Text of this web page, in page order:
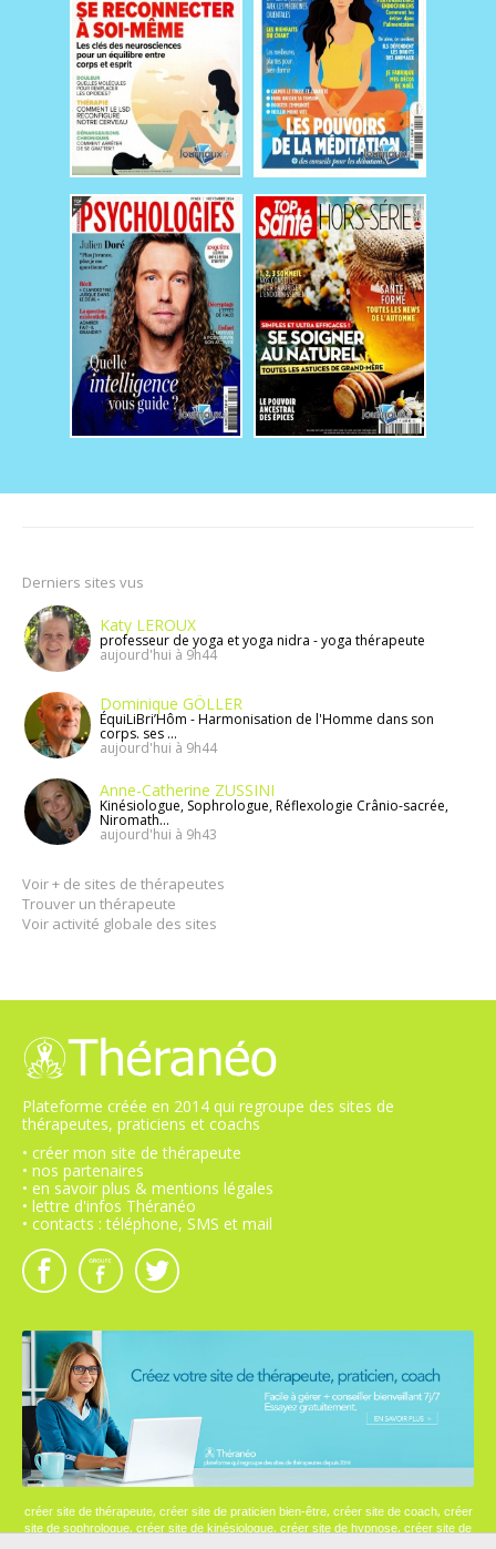
Derniers sites vus
Katy LEROUX
professeur de yoga et yoga nidra - yoga thérapeute
aujourd'hui à 9h44
Dominique GÖLLER
ÉquiLiBri’Hôm - Harmonisation de l'Homme dans son
corps. ses ...
aujourd'hui à 9h44
Anne-Catherine ZUSSINI
Kinésiologue, Sophrologue, Réflexologie Crânio-sacrée,
Niromath...
aujourd'hui à 9h43
Voir + de sites de thérapeutes
Trouver un thérapeute
Voir activité globale des sites
Plateforme créée en 2014 qui regroupe des sites de
thérapeutes, praticiens et coachs
• créer mon site de thérapeute
• nos partenaires
• en savoir plus & mentions légales
• lettre d'infos Théranéo
• contacts : téléphone, SMS et mail
créer site de thérapeute, créer site de praticien bien-être, créer site de coach, créer
site de sophrologue, créer site de kinésiologue, créer site de hypnose, créer site de